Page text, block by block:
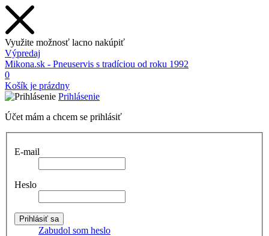
Využite možnosť lacno nakúpiť
Výpredaj
Mikona.sk - Pneuservis s tradíciou od roku 1992
0
Košík je prázdny
Prihlásenie
Účet mám a chcem se prihlásiť
E-mail
Heslo
Zabudol som heslo